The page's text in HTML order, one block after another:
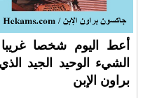
أعط اليوم شخصا
الشيء الوحيد الجيد
براون الإبن